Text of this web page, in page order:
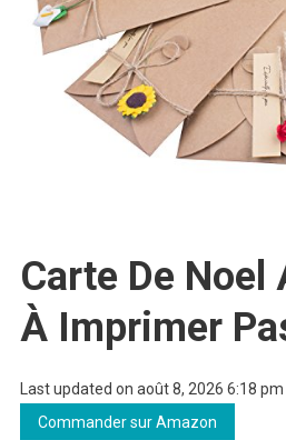
Carte De Noel
À Imprimer
Last updated on août 8, 2026 6:18 pm
Commander sur Amazon